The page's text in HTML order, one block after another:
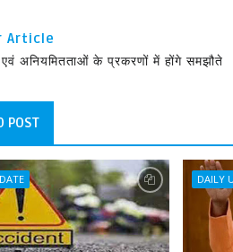
Article
एवं अनियमितताओं के प्रकरणों में होंगे समझौते
POST
DAILY